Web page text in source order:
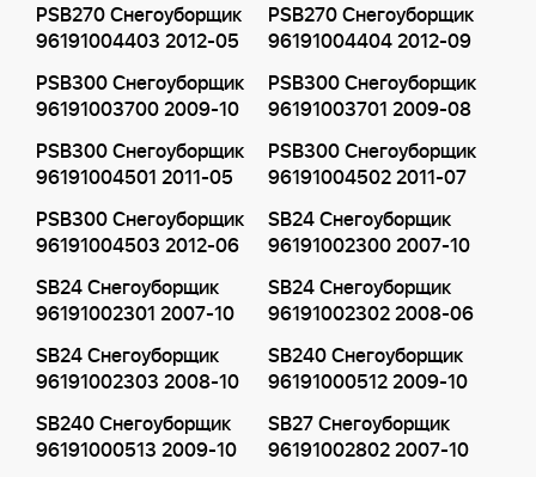
PSB270 Снегоуборщик
96191004403 2012-05
PSB270 Снегоуборщик
96191004404 2012-09
PSB300 Снегоуборщик
96191003700 2009-10
PSB300 Снегоуборщик
96191003701 2009-08
PSB300 Снегоуборщик
96191004501 2011-05
PSB300 Снегоуборщик
96191004502 2011-07
PSB300 Снегоуборщик
96191004503 2012-06
SB24 Снегоуборщик
96191002300 2007-10
SB24 Снегоуборщик
96191002301 2007-10
SB24 Снегоуборщик
96191002302 2008-06
SB24 Снегоуборщик
96191002303 2008-10
SB240 Снегоуборщик
96191000512 2009-10
SB240 Снегоуборщик
96191000513 2009-10
SB27 Снегоуборщик
96191002802 2007-10